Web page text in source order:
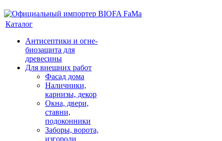
Каталог
Антисептики и огне-
биозащита для
древесины
Для внешних работ
Фасад дома
Наличники,
карнизы, декор
Окна, двери,
ставни,
подоконники
Заборы, ворота,
изгороди